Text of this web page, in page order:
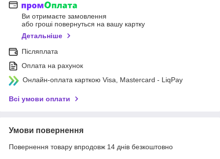
Ви отримаєте замовлення
або гроші повернуться на вашу картку
Детальніше
Післяплата
Оплата на рахунок
Онлайн-оплата карткою Visa, Mastercard - LiqPay
Всі умови оплати
Умови повернення
Повернення товару впродовж 14 днів безкоштовно